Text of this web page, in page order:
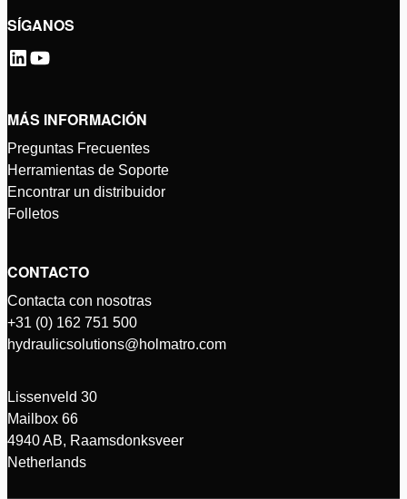
SÍGANOS
MÁS INFORMACIÓN
Preguntas Frecuentes
Herramientas de Soporte
Encontrar un distribuidor
Folletos
CONTACTO
Contacta con nosotras
+31 (0) 162 751 500
hydraulicsolutions@holmatro.com
Lissenveld 30
Mailbox 66
4940 AB, Raamsdonksveer
Netherlands